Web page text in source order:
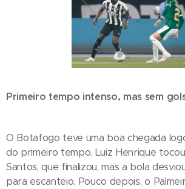
Primeiro tempo intenso, mas sem
O Botafogo teve uma boa chegada
do primeiro tempo. Luiz Henrique
Santos, que finalizou, mas a bola
para escanteio. Pouco depois, o